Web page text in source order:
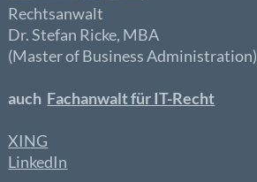
Rechtsanwalt
Dr. Stefan Ricke, MBA
(Master of Business Administration)
auch Fachanwalt für IT-Recht
XING
LinkedIn